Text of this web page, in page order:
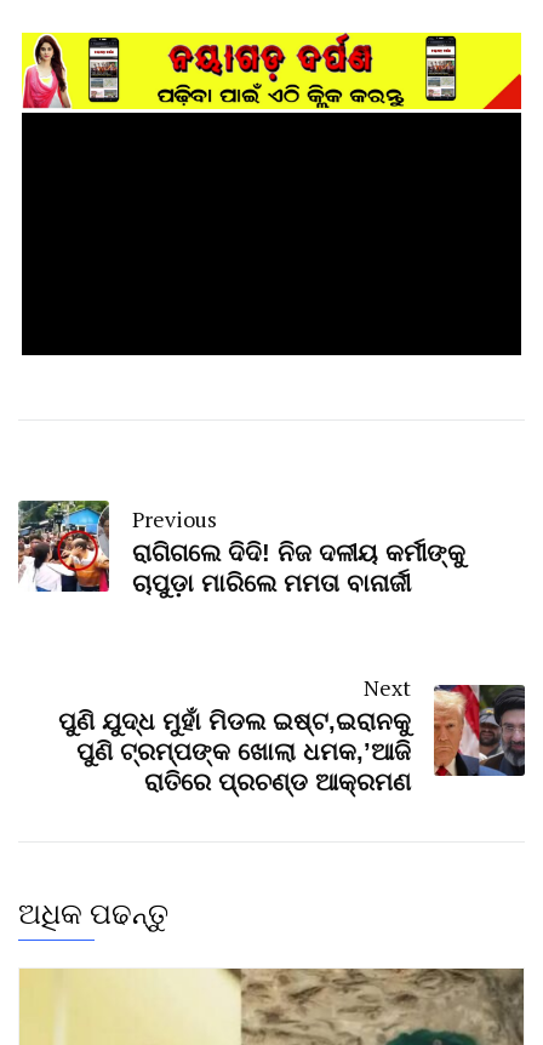
Previous
ରାଗିଗଲେ ଦିଦି! ନିଜ ଦଳୀୟ କର୍ମୀଙ୍କୁ
ଚାପୁଡ଼ା ମାରିଲେ ମମତା ବାନାର୍ଜୀ
Next
ପୁଣି ଯୁଦ୍ଧ ମୁହାଁ ମିଡଲ ଇଷ୍ଟ,ଇରାନକୁ
ପୁଣି ଟ୍ରମ୍ପଙ୍କ ଖୋଲା ଧମକ,’ଆଜି
ରାତିରେ ପ୍ରଚଣ୍ଡ ଆକ୍ରମଣ
ଅଧିକ ପଢନ୍ତୁ